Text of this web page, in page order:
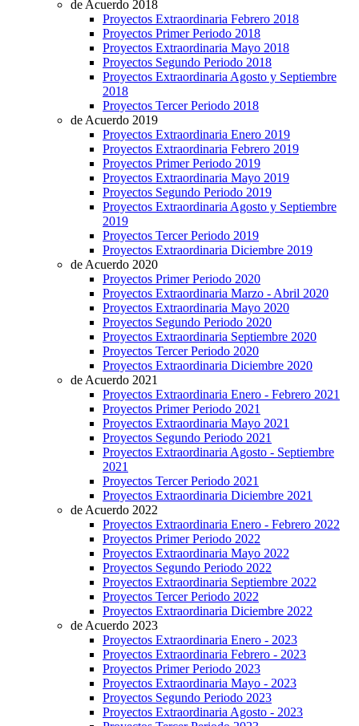
de Acuerdo 2018
Proyectos Extraordinaria Febrero 2018
Proyectos Primer Periodo 2018
Proyectos Extraordinaria Mayo 2018
Proyectos Segundo Periodo 2018
Proyectos Extraordinaria Agosto y Septiembre
2018
Proyectos Tercer Periodo 2018
de Acuerdo 2019
Proyectos Extraordinaria Enero 2019
Proyectos Extraordinaria Febrero 2019
Proyectos Primer Periodo 2019
Proyectos Extraordinaria Mayo 2019
Proyectos Segundo Periodo 2019
Proyectos Extraordinaria Agosto y Septiembre
2019
Proyectos Tercer Periodo 2019
Proyectos Extraordinaria Diciembre 2019
de Acuerdo 2020
Proyectos Primer Periodo 2020
Proyectos Extraordinaria Marzo - Abril 2020
Proyectos Extraordinaria Mayo 2020
Proyectos Segundo Periodo 2020
Proyectos Extraordinaria Septiembre 2020
Proyectos Tercer Periodo 2020
Proyectos Extraordinaria Diciembre 2020
de Acuerdo 2021
Proyectos Extraordinaria Enero - Febrero 2021
Proyectos Primer Periodo 2021
Proyectos Extraordinaria Mayo 2021
Proyectos Segundo Periodo 2021
Proyectos Extraordinaria Agosto - Septiembre
2021
Proyectos Tercer Periodo 2021
Proyectos Extraordinaria Diciembre 2021
de Acuerdo 2022
Proyectos Extraordinaria Enero - Febrero 2022
Proyectos Primer Periodo 2022
Proyectos Extraordinaria Mayo 2022
Proyectos Segundo Periodo 2022
Proyectos Extraordinaria Septiembre 2022
Proyectos Tercer Periodo 2022
Proyectos Extraordinaria Diciembre 2022
de Acuerdo 2023
Proyectos Extraordinaria Enero - 2023
Proyectos Extraordinaria Febrero - 2023
Proyectos Primer Periodo 2023
Proyectos Extraordinaria Mayo - 2023
Proyectos Segundo Periodo 2023
Proyectos Extraordinaria Agosto - 2023